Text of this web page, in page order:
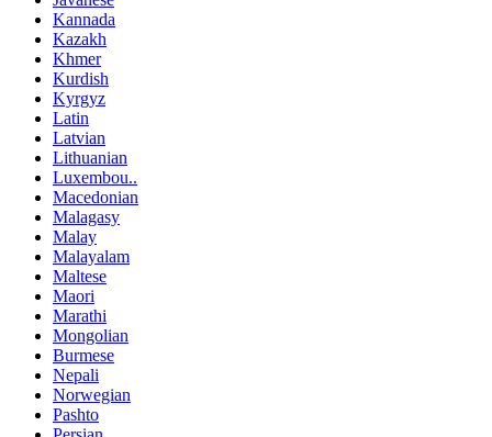
Kannada
Kazakh
Khmer
Kurdish
Kyrgyz
Latin
Latvian
Lithuanian
Luxembou..
Macedonian
Malagasy
Malay
Malayalam
Maltese
Maori
Marathi
Mongolian
Burmese
Nepali
Norwegian
Pashto